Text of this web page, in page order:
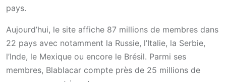
pays.
Aujourd’hui, le site affiche 87 millions de membres dans
22 pays avec notamment la Russie, l’Italie, la Serbie,
l’Inde, le Mexique ou encore le Brésil. Parmi ses
membres, Blablacar compte près de 25 millions de